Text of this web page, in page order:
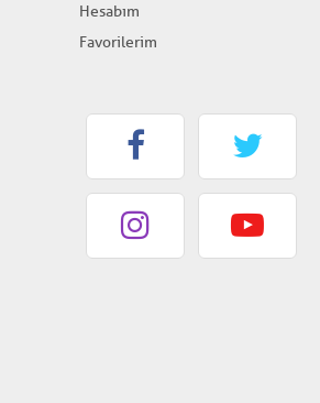
Hesabım
Favorilerim